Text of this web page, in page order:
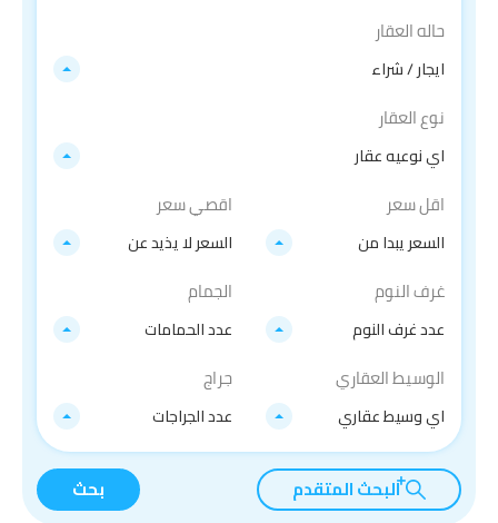
حاله العقار
ايجار / شراء
نوع العقار
اي نوعيه عقار
اقل سعر
السعر يبدا من
اقصي سعر
السعر لا يذيد عن
غرف النوم
عدد غرف النوم
الجمام
عدد الحمامات
الوسيط العقاري
اي وسيط عقاري
جراج
عدد الجراجات
البحث المتقدم بحث